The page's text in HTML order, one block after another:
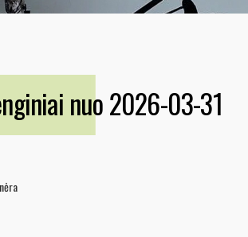
nuo 2026-03-31